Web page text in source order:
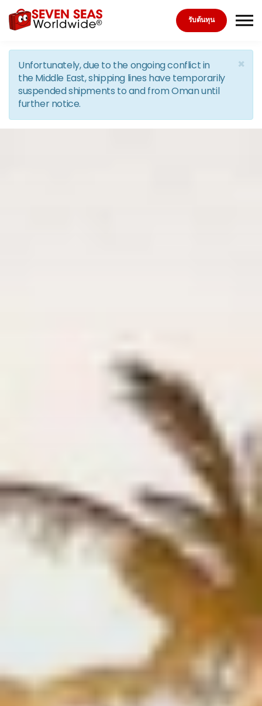
Skip to the content
รับต้นทุน
×
Unfortunately, due to the ongoing conflict in
the Middle East, shipping lines have temporarily
suspended shipments to and from Oman until
further notice.